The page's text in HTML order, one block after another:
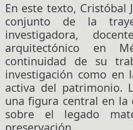
En este texto, Cristóbal
conjunto de la
investigadora,
arquitectónico en
continuidad de su
investigación como en
activa del patrimonio.
una figura central en
sobre el legado